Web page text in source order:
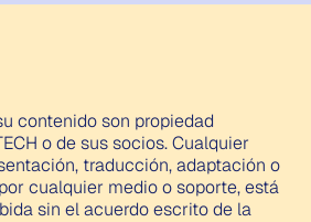
contenido son propiedad
o de sus socios. Cualquier
traducción, adaptación o
cualquier medio o soporte, está
sin el acuerdo escrito de la